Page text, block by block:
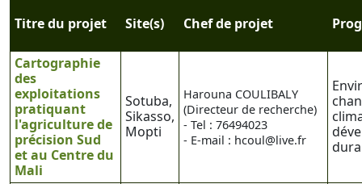
Titre du projet Site(s) Chef de projet
Cartographie
des
exploitations
pratiquant
l'agriculture de
précision Sud
et au Centre du
Mali
Sotuba,
Sikasso,
Mopti
Harouna COULIBALY
(Directeur de recherche)
- Tel : 76494023
- E-mail : hcoul@live.fr